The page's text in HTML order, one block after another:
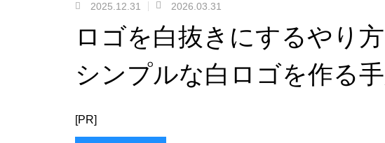
2025.12.31 2026.03.31
ロゴを白抜きにするやり
シンプルな白ロゴを作る
[PR]